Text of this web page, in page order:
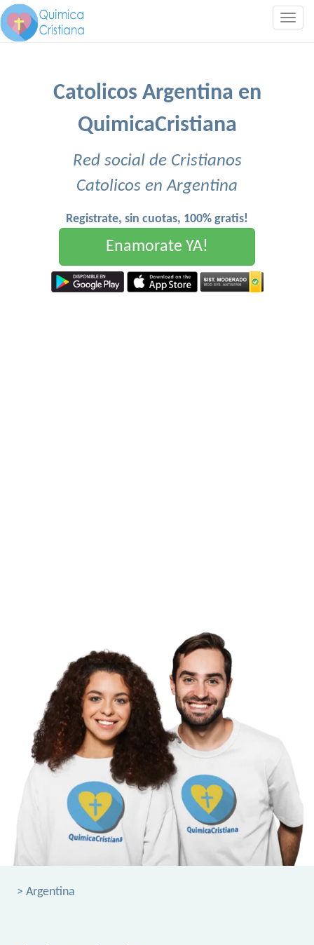
Catolicos Argentina en
QuimicaCristiana
Red social de Cristianos
Catolicos en Argentina
Registrate, sin cuotas, 100% gratis!
Enamorate YA!
> Argentina